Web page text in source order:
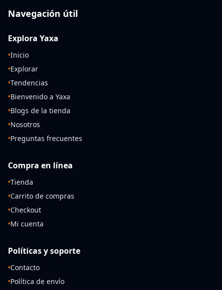
Navegación útil
Explora Yaxa
•Inicio
•Explorar
•Tendencias
•Bienvenido a Yaxa
•Blogs de la tienda
•Nosotros
•Preguntas frecuentes
Compra en línea
•Tienda
•Carrito de compras
•Checkout
•Mi cuenta
Políticas y soporte
•Contacto
•Política de envío